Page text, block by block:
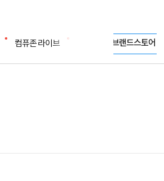
컴퓨존 라이브
AMD 브랜드스토어
Intel 브랜드스토어
RAZER 브랜드스토어